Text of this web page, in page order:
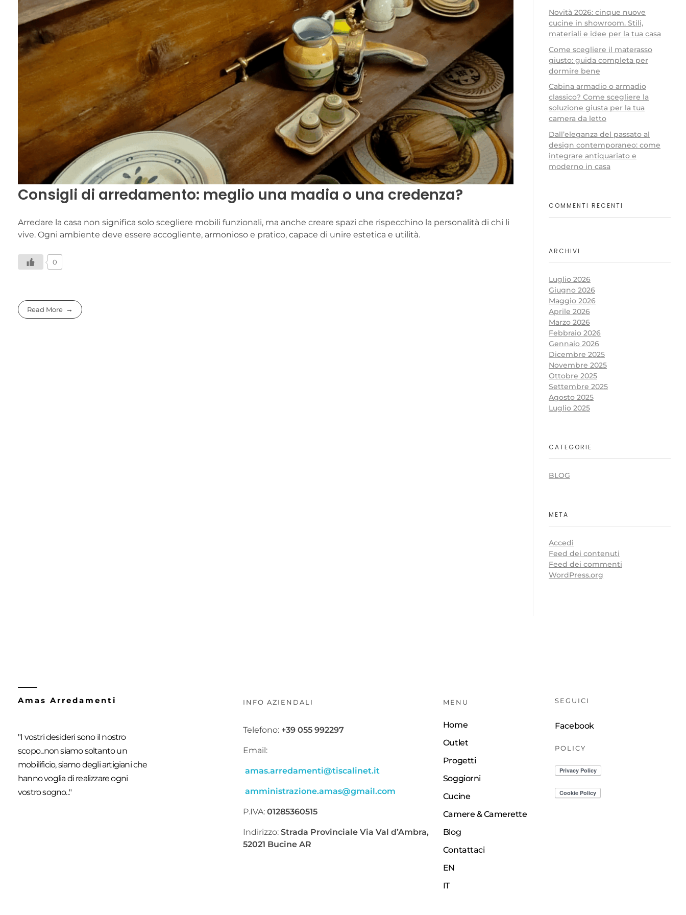
Consigli di arredamento: meglio una madia o una credenza?
Arredare la casa non significa solo scegliere mobili funzionali, ma anche creare spazi che rispecchino la personalità di chi li
vive. Ogni ambiente deve essere accogliente, armonioso e pratico, capace di unire estetica e utilità.
0
Read More
Novità 2026: cinque nuove
cucine in showroom. Stili,
materiali e idee per la tua casa
Come scegliere il materasso
giusto: guida completa per
dormire bene
Cabina armadio o armadio
classico? Come scegliere la
soluzione giusta per la tua
camera da letto
Dall’eleganza del passato al
design contemporaneo: come
integrare antiquariato e
moderno in casa
COMMENTI RECENTI
ARCHIVI
Luglio 2026
Giugno 2026
Maggio 2026
Aprile 2026
Marzo 2026
Febbraio 2026
Gennaio 2026
Dicembre 2025
Novembre 2025
Ottobre 2025
Settembre 2025
Agosto 2025
Luglio 2025
CATEGORIE
BLOG
META
Accedi
Feed dei contenuti
Feed dei commenti
WordPress.org
Amas Arredamenti
"I vostri desideri sono il nostro
scopo...non siamo soltanto un
mobilificio, siamo degli artigiani che
hanno voglia di realizzare ogni
vostro sogno..."
INFO AZIENDALI
Telefono: +39 055 992297
Email:
amas.arredamenti@tiscalinet.it
amministrazione.amas@gmail.com
P.IVA:01285360515
Indirizzo:Strada Provinciale Via Val d’Ambra,
52021 Bucine AR
MENU
Home
Outlet
Progetti
Soggiorni
Cucine
Camere & Camerette
Blog
Contattaci
EN
IT
SEGUICI
Facebook
POLICY